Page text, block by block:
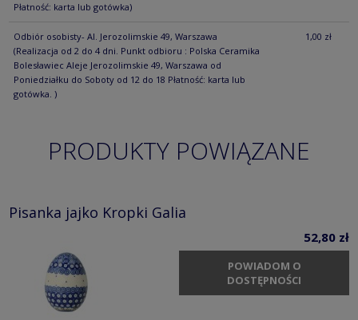
Płatność: karta lub gotówka)
Odbiór osobisty- Al. Jerozolimskie 49, Warszawa
(Realizacja od 2 do 4 dni. Punkt odbioru : Polska Ceramika
Bolesławiec Aleje Jerozolimskie 49, Warszawa od
Poniedziałku do Soboty od 12 do 18 Płatność: karta lub
gotówka. )
1,00 zł
PRODUKTY POWIĄZANE
Pisanka jajko Kropki Galia
52,80 zł
POWIADOM O
DOSTĘPNOŚCI